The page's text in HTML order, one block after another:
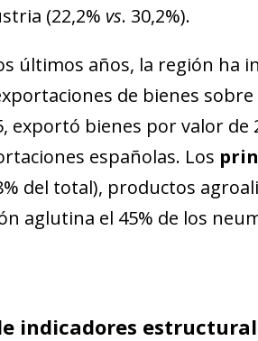
(22,2% vs. 30,2%).
últimos años, la región ha
de bienes
exportó bienes por valor de
españolas. Los
del total), productos
aglutina el 45% de los
indicadores